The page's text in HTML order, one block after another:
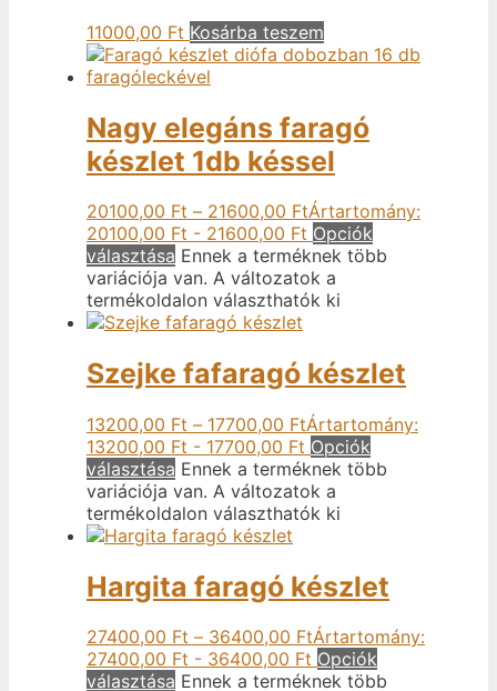
11000,00 Ft Kosárba teszem
Nagy elegáns faragó
készlet 1db késsel
20100,00 Ft – 21600,00 FtÁrtartomány:
20100,00 Ft - 21600,00 Ft Opciók
választása Ennek a terméknek több
variációja van. A változatok a
termékoldalon választhatók ki
Szejke fafaragó készlet
13200,00 Ft – 17700,00 FtÁrtartomány:
13200,00 Ft - 17700,00 Ft Opciók
választása Ennek a terméknek több
variációja van. A változatok a
termékoldalon választhatók ki
Hargita faragó készlet
27400,00 Ft – 36400,00 FtÁrtartomány:
27400,00 Ft - 36400,00 Ft Opciók
választása Ennek a terméknek több